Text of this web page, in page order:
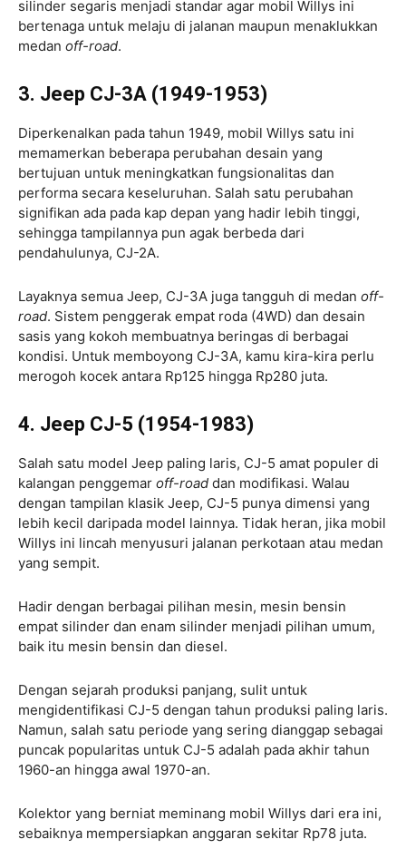
silinder segaris menjadi standar agar mobil Willys ini
bertenaga untuk melaju di jalanan maupun menaklukkan
medan off-road.
3. Jeep CJ-3A (1949-1953)
Diperkenalkan pada tahun 1949, mobil Willys satu ini
memamerkan beberapa perubahan desain yang
bertujuan untuk meningkatkan fungsionalitas dan
performa secara keseluruhan. Salah satu perubahan
signifikan ada pada kap depan yang hadir lebih tinggi,
sehingga tampilannya pun agak berbeda dari
pendahulunya, CJ-2A.
Layaknya semua Jeep, CJ-3A juga tangguh di medan off-
road. Sistem penggerak empat roda (4WD) dan desain
sasis yang kokoh membuatnya beringas di berbagai
kondisi. Untuk memboyong CJ-3A, kamu kira-kira perlu
merogoh kocek antara Rp125 hingga Rp280 juta.
4. Jeep CJ-5 (1954-1983)
Salah satu model Jeep paling laris, CJ-5 amat populer di
kalangan penggemar off-road dan modifikasi. Walau
dengan tampilan klasik Jeep, CJ-5 punya dimensi yang
lebih kecil daripada model lainnya. Tidak heran, jika mobil
Willys ini lincah menyusuri jalanan perkotaan atau medan
yang sempit.
Hadir dengan berbagai pilihan mesin, mesin bensin
empat silinder dan enam silinder menjadi pilihan umum,
baik itu mesin bensin dan diesel.
Dengan sejarah produksi panjang, sulit untuk
mengidentifikasi CJ-5 dengan tahun produksi paling laris.
Namun, salah satu periode yang sering dianggap sebagai
puncak popularitas untuk CJ-5 adalah pada akhir tahun
1960-an hingga awal 1970-an.
Kolektor yang berniat meminang mobil Willys dari era ini,
sebaiknya mempersiapkan anggaran sekitar Rp78 juta.